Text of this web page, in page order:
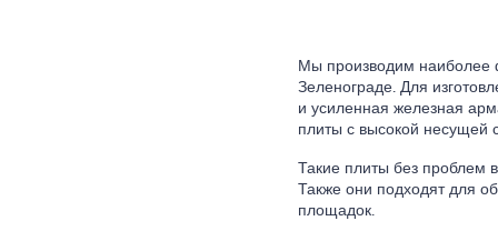
Мы производим
Зеленограде. Для
и усиленная железная
плиты с высокой несущей
Такие плиты без проблем
Также они подходят для
площадок.